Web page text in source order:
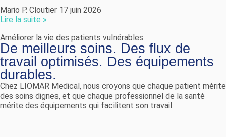
Mario P. Cloutier 17 juin 2026
Lire la suite »
Améliorer la vie des patients vulnérables
De meilleurs soins. Des flux de
travail optimisés. Des équipements
durables.
Chez LIOMAR Medical, nous croyons que chaque patient mérite
des soins dignes, et que chaque professionnel de la santé
mérite des équipements qui facilitent son travail.